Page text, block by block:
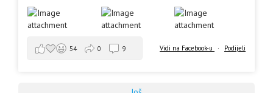
Vidi na Facebook-u · Podijeli
54 0 9